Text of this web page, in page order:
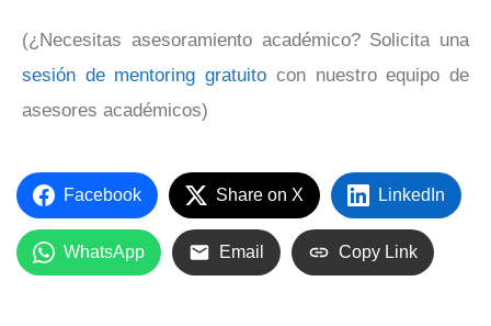
(¿Necesitas asesoramiento académico? Solicita una
sesión de mentoring gratuito con nuestro equipo de
asesores académicos)
Facebook Share on X LinkedIn
WhatsApp Email Copy Link